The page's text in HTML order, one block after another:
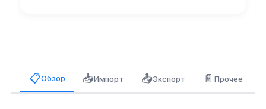
📋Обзор 📥Импорт 📤Экспорт 📄Прочее